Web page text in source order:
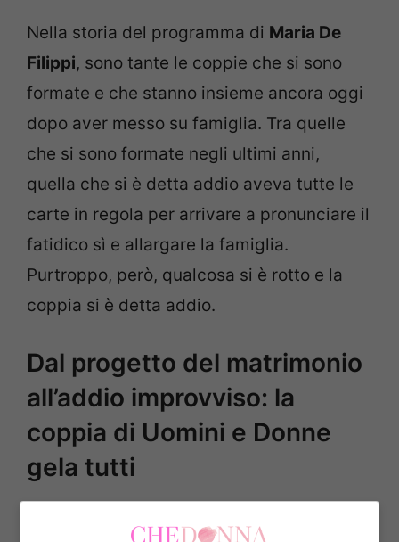
Nella storia del programma di Maria De
Filippi, sono tante le coppie che si sono
formate e che stanno insieme ancora oggi
dopo aver messo su famiglia. Tra quelle
che si sono formate negli ultimi anni,
quella che si è detta addio aveva tutte le
carte in regola per arrivare a pronunciare il
fatidico sì e allargare la famiglia.
Purtroppo, però, qualcosa si è rotto e la
coppia si è detta addio.
Dal progetto del matrimonio
all’addio improvviso: la
coppia di Uomini e Donne
gela tutti